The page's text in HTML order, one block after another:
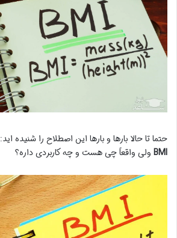
حتما تا حالا بارها و بارها این اصطلاح را شنیده اید:
BMI ولی واقعاً چی هست و چه کاربردی داره؟